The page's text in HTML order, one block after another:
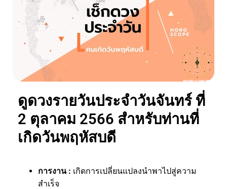
ดูดวงรายวันประจำวันจันทร์ ที่
2 ตุลาคม 2566 สำหรับท่านที่
เกิดวันพฤหัสบดี
การงาน : เกิดการเปลี่ยนแปลงนำพาไปสู่ความ
สำเร็จ